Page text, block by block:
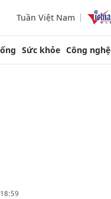
Tuần Việt Nam
Sức khỏe Công nghệ